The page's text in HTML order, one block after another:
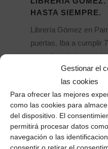
Gestionar el
las cookies
Para ofrecer las mejores
como las cookies para
del dispositivo. El
permitirá procesar datos
navegación o las
consentir o retirar el
HASTA SIEMPRE.
Librería Gómez en
puertas. Iba a cumplir
es mala noticia que
Significa que a un
el sueño. Que un
empleo. La noticia es
negocio vinculado a...
25 agosto, 2017/ 0